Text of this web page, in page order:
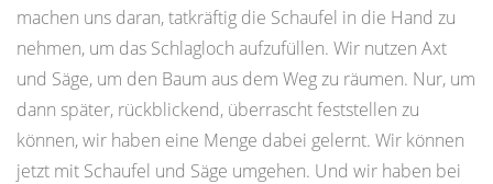
machen uns daran, tatkräftig die Schaufel in die Hand zu
nehmen, um das Schlagloch aufzufüllen. Wir nutzen Axt
und Säge, um den Baum aus dem Weg zu räumen. Nur, um
dann später, rückblickend, überrascht feststellen zu
können, wir haben eine Menge dabei gelernt. Wir können
jetzt mit Schaufel und Säge umgehen. Und wir haben bei